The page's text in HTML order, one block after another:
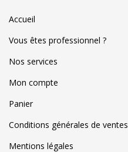
Accueil
Vous êtes professionnel ?
Nos services
Mon compte
Panier
Conditions générales de ventes
Mentions légales